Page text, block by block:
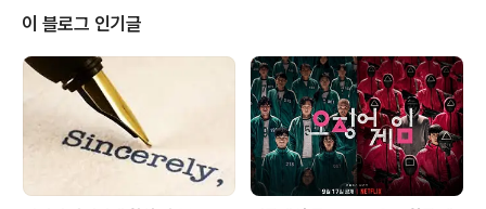
봉, 크레딧 점수에 따라 계약 조건이 일반 주택보다 어려울
수 있습니다. 그리고, 보통 오래된 얼바인 아파트의 경우,
공동 세탁실로 운영되는 경우가 있으니 그 부분도 불편할
수 있습니다. (여기서, Baths 2.5의 의미는? Baths 2개는
샤워실이 함께 있는 화장실을 의미..
이 블로그 인기글